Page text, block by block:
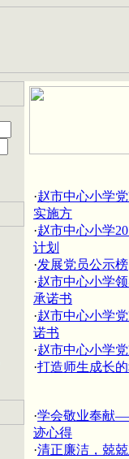
·赵市中心小学
实施方
·赵市中心小学
计划
·发展党员公示榜
·赵市中心小学
承诺书
·赵市中心小学
诺书
·赵市中心小学
·打造师生成长
·学会敬业奉献
迹心得
·清正廉洁，兢